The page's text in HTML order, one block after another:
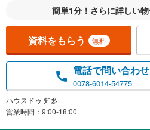
簡単1分！さらに詳しい
資料をもらう 無料
電話で問い合わ
0078-6014-54775
ハウスドゥ 知多
営業時間：9:00-18:00